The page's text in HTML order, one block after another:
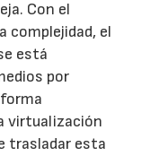
Con el
complejidad, el
está
por
virtualización
trasladar esta